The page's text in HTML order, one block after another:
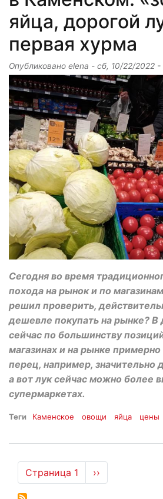
яйца, дорогой
первая хурма
Опубликовано elena - сб, 10/22/2022 -
Сегодня во время
похода на рынок и по
решил проверить,
дешевле покупать на рынке? В
сейчас по большинству
магазинах и на рынке
перец, например, значительно
а вот лук сейчас можно более
супермаркетах.
Теги Каменское овощи яйца цены
Нумерация
страниц
Страница 1
Следующая
страница
››